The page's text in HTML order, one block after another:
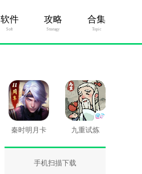
软件
Soft
攻略
Stratagy
合集
Topic
秦时明月卡
九重试炼
手机扫描下载